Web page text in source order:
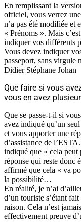
En remplissant la
officiel, vous verrez
n’a pas été modifiée et
« Prénoms ». Mais
indiquer vos différents
Vous devez indiquer
passeport, sans virgule
Didier Stéphane Johan
Que faire si vous
vous en avez
Que se passe-t-il si
avez indiqué qu’un
et vous apporter une
d’assistance de
indiqué que « cela peut
réponse qui reste donc
affirmé que cela « va
la possibilité…
En réalité, je n’ai
d’un touriste s’étant
raison. Cela n’est
effectivement preuve